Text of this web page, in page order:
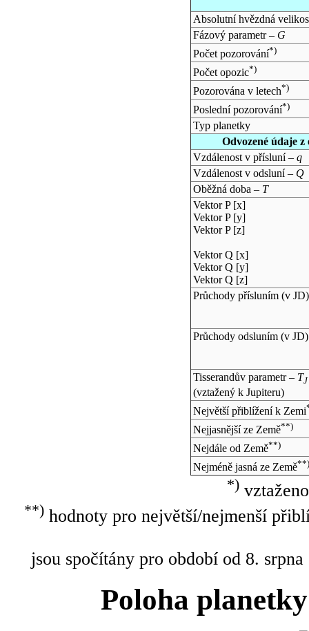
Absolutní hvězdná
Fázový parametr – G
Počet pozorování*)
Počet opozic*)
Pozorována v letech*)
Poslední pozorování*)
Typ planetky
Odvozené údaje
Vzdálenost v přísluní – q
Vzdálenost v odsluní – Q
Oběžná doba – T
Vektor P [x]
Vektor P [y]
Vektor P [z]
Vektor Q [x]
Vektor Q [y]
Vektor Q [z]
Průchody přísluním (v JD)
Průchody odsluním (v JD)
Tisserandův parametr – TJ
(vztažený k Jupiteru)
Největší přiblížení k Zemi
Nejjasnější ze Země**)
Nejdále od Země**)
Nejméně jasná ze Země**)
*)
**)hodnoty pro největší/nejmenší
jsou spočítány pro období od 8.
Poloha